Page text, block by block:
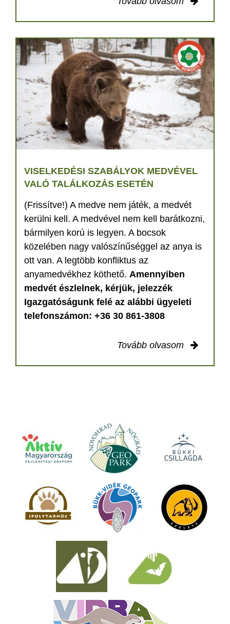
VISELKEDÉSI SZABÁLYOK MEDVÉVEL
VALÓ TALÁLKOZÁS ESETÉN
(Frissítve!) A medve nem játék, a medvét
kerülni kell. A medvével nem kell barátkozni,
bármilyen korú is legyen. A bocsok
közelében nagy valószínűséggel az anya is
ott van. A legtöbb konfliktus az
anyamedvékhez köthető. Amennyiben
medvét észlelnek, kérjük, jelezzék
Igazgatóságunk felé az alábbi ügyeleti
telefonszámon: +36 30 861-3808
Tovább olvasom